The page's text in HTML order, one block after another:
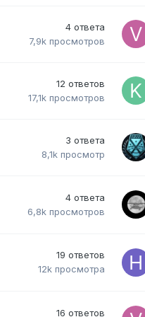
4 ответа
7,9k просмотров
12 ответов
17,1k просмотров
3 ответа
8,1k просмотр
4 ответа
6,8k просмотров
19 ответов
12k просмотра
16 ответов